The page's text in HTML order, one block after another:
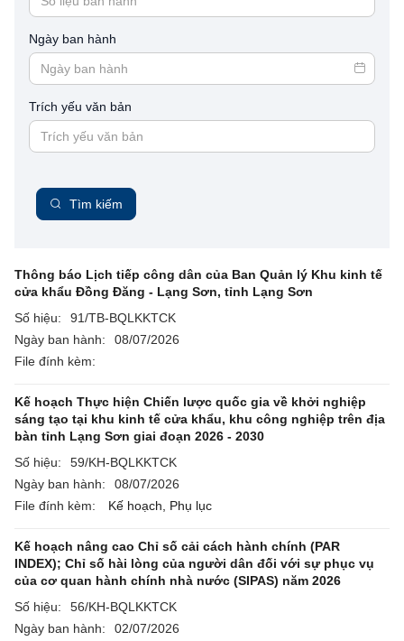
Ngày ban hành
Trích yếu văn bản
Tìm kiếm
Thông báo Lịch tiếp công dân của Ban Quản lý Khu kinh tế
cửa khẩu Đồng Đăng - Lạng Sơn, tỉnh Lạng Sơn
Số hiệu:
91/TB-BQLKKTCK
Ngày ban hành:
08/07/2026
File đính kèm:
Kế hoạch Thực hiện Chiến lược quốc gia về khởi nghiệp
sáng tạo tại khu kinh tế cửa khẩu, khu công nghiệp trên địa
bàn tỉnh Lạng Sơn giai đoạn 2026 - 2030
Số hiệu:
59/KH-BQLKKTCK
Ngày ban hành:
08/07/2026
File đính kèm:
Kế hoạch, Phụ lục
Kế hoạch nâng cao Chỉ số cải cách hành chính (PAR
INDEX); Chỉ số hài lòng của người dân đối với sự phục vụ
của cơ quan hành chính nhà nước (SIPAS) năm 2026
Số hiệu:
56/KH-BQLKKTCK
Ngày ban hành:
02/07/2026